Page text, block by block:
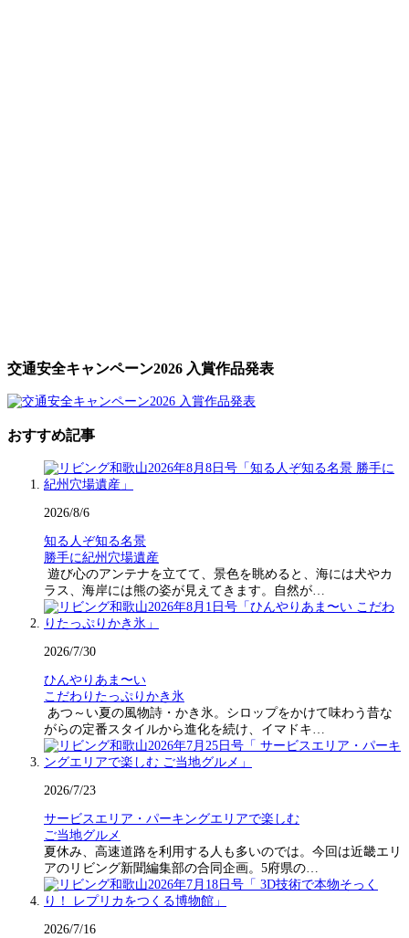
交通安全キャンペーン2026 入賞作品発表
おすすめ記事
2026/8/6
知る人ぞ知る名景
勝手に紀州穴場遺産
遊び心のアンテナを立てて、景色を眺めると、海には犬やカ
ラス、海岸には熊の姿が見えてきます。自然が…
2026/7/30
ひんやりあま〜い
こだわりたっぷりかき氷
あつ～い夏の風物詩・かき氷。シロップをかけて味わう昔な
がらの定番スタイルから進化を続け、イマドキ…
2026/7/23
サービスエリア・パーキングエリアで楽しむ
ご当地グルメ
夏休み、高速道路を利用する人も多いのでは。今回は近畿エリ
アのリビング新聞編集部の合同企画。5府県の…
2026/7/16